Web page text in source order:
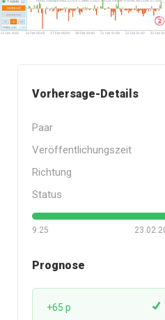
Vorhersage-Details
Paar
Veröffentlichungszeit
Richtung
Status
9:25
Prognose
+65 p